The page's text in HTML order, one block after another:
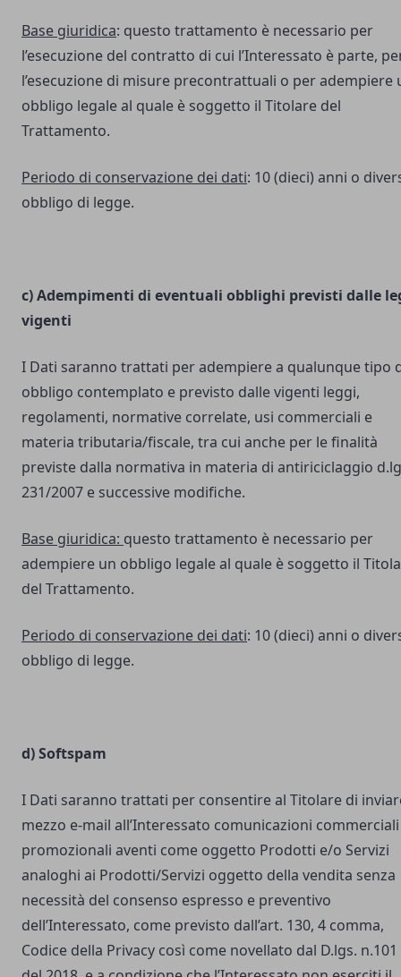
Base giuridica: questo trattamento è necessario per
l’esecuzione del contratto di cui l’Interessato è parte,
l’esecuzione di misure precontrattuali o per adempiere
obbligo legale al quale è soggetto il Titolare del
Trattamento.
Periodo di conservazione dei dati: 10 (dieci) anni o
obbligo di legge.
c) Adempimenti di eventuali obblighi previsti dalle
vigenti
I Dati saranno trattati per adempiere a qualunque tipo
obbligo contemplato e previsto dalle vigenti leggi,
regolamenti, normative correlate, usi commerciali e
materia tributaria/fiscale, tra cui anche per le finalità
previste dalla normativa in materia di antiriciclaggio
231/2007 e successive modifiche.
Base giuridica: questo trattamento è necessario per
adempiere un obbligo legale al quale è soggetto il
del Trattamento.
Periodo di conservazione dei dati: 10 (dieci) anni o
obbligo di legge.
d) Softspam
I Dati saranno trattati per consentire al Titolare di
mezzo e-mail all’Interessato comunicazioni
promozionali aventi come oggetto Prodotti e/o Servizi
analoghi ai Prodotti/Servizi oggetto della vendita senza
necessità del consenso espresso e preventivo
dell’Interessato, come previsto dall’art. 130, 4 comma,
Codice della Privacy così come novellato dal D.lgs. n.101